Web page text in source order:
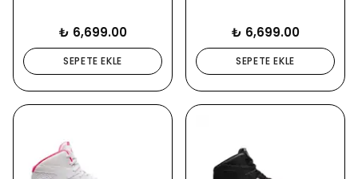
₺ 6,699.00
SEPETE EKLE
₺ 6,699.00
SEPETE EKLE